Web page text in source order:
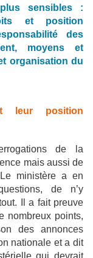
sensibles :
et position
des
moyens et
organisation du
leur position
de la
mais aussi de
ministère a en
de n’y
Il a fait preuve
nombreux points,
des annonces
nationale et a dit
qui devrait